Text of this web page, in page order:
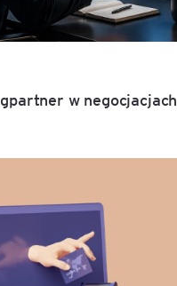
w negocjacjach